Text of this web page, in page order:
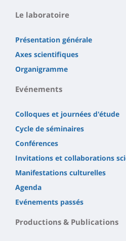
Le laboratoire
Présentation générale
Axes scientifiques
Organigramme
Evénements
Colloques et journées d'étude
Cycle de séminaires
Conférences
Invitations et collaborations
Manifestations culturelles
Agenda
Evénements passés
Productions & Publications